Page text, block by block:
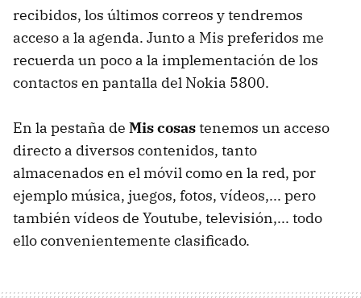
recibidos, los últimos correos y tendremos
acceso a la agenda. Junto a Mis preferidos me
recuerda un poco a la implementación de los
contactos en pantalla del Nokia 5800.
En la pestaña de Mis cosastenemos un acceso
directo a diversos contenidos, tanto
almacenados en el móvil como en la red, por
ejemplo música, juegos, fotos, vídeos,... pero
también vídeos de Youtube, televisión,... todo
ello convenientemente clasificado.